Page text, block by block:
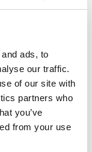
ads, to
our traffic.
of our site with
partners who
you’ve
from your use
bezig
een lezing
Hoogleraar